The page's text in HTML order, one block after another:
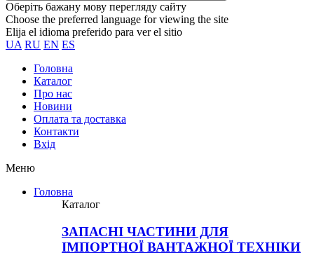
Оберіть бажану мову перегляду сайту
Choose the preferred language for viewing the site
Elija el idioma preferido para ver el sitio
UA RU EN ES
Головна
Каталог
Про нас
Новини
Оплата та доставка
Контакти
Вхiд
Меню
Головна
Каталог
ЗАПАСНІ ЧАСТИНИ ДЛЯ
ІМПОРТНОЇ ВАНТАЖНОЇ ТЕХНІКИ